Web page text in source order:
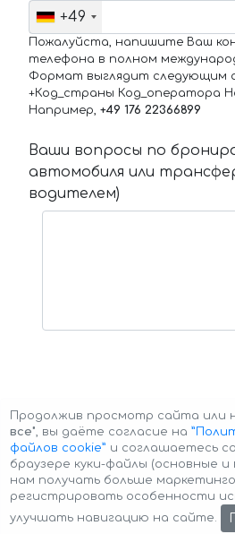
+49
Пожалуйста, напишите Ваш
телефона в полном
Формат выглядит следующим
+Код_страны Код_оператора
Например, +49 176 22366899
Ваши вопросы по
автомобиля или
водителем)
Авторские права © 2026
Продолжив просмотр сайта или
все", вы даёте согласие на
файлов cookie” и соглашаетесь
браузере куки-файлы (основные
нам получать больше
регистрировать особенности
улучшать навигацию на сайте.